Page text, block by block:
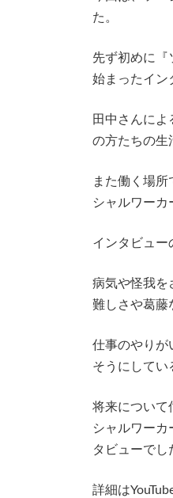
た。
先ず初めに『
始まったイン
田中さんに
の方たちの生
また働く場
シャルワーカ
インタビュー
病気や怪我を
難しさや葛藤
仕事のやりが
そうにしてい
将来について
シャルワー
タビューでし
詳細は